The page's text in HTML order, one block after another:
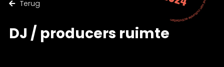
Terug
DJ / producers ruimte